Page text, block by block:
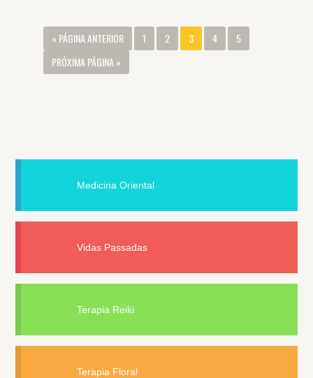
« PÁGINA ANTERIOR 1 2 3 4
5
PRÓXIMA PÁGINA »
Medicina Oriental
Vidas Passadas
Terapia Reiki
Terapia Floral